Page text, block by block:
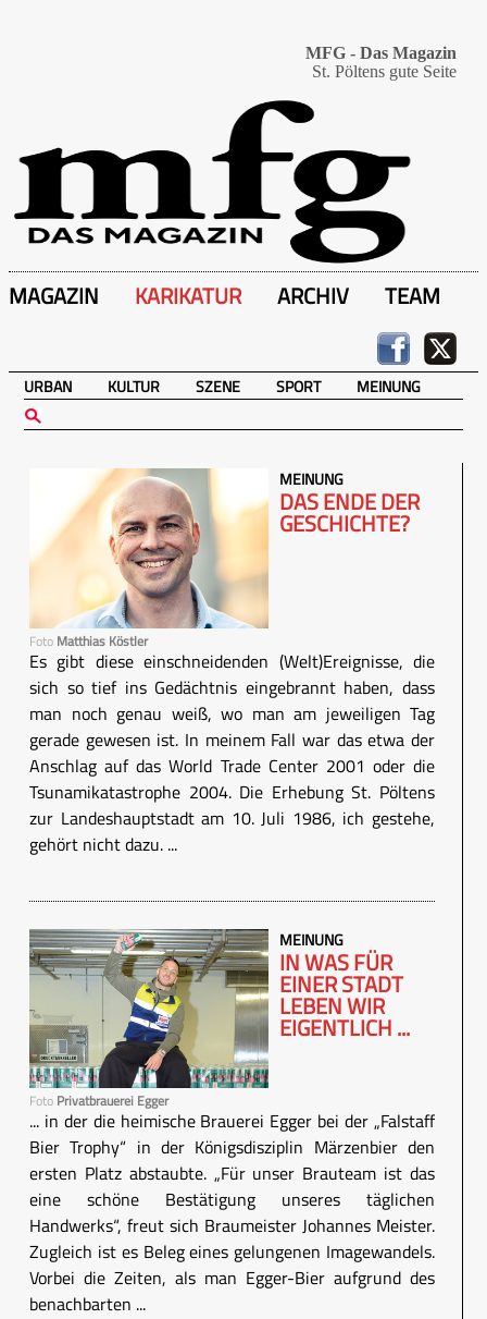
MFG - Das Magazin
St. Pöltens gute Seite
MAGAZIN KARIKATUR ARCHIV TEAM
URBAN KULTUR SZENE SPORT MEINUNG
Foto Matthias Köstler
MEINUNG
DAS ENDE DER
GESCHICHTE?
Es gibt diese einschneidenden (Welt)Ereignisse, die
sich so tief ins Gedächtnis eingebrannt haben, dass
man noch genau weiß, wo man am jeweiligen Tag
gerade gewesen ist. In meinem Fall war das etwa der
Anschlag auf das World Trade Center 2001 oder die
Tsunamikatastrophe 2004. Die Erhebung St. Pöltens
zur Landeshauptstadt am 10. Juli 1986, ich gestehe,
gehört nicht dazu. ...
Foto Privatbrauerei Egger
MEINUNG
IN WAS FÜR
EINER STADT
LEBEN WIR
EIGENTLICH ...
... in der die heimische Brauerei Egger bei der „Falstaff
Bier Trophy“ in der Königsdisziplin Märzenbier den
ersten Platz abstaubte. „Für unser Brauteam ist das
eine schöne Bestätigung unseres täglichen
Handwerks“, freut sich Braumeister Johannes Meister.
Zugleich ist es Beleg eines gelungenen Imagewandels.
Vorbei die Zeiten, als man Egger-Bier aufgrund des
benachbarten ...